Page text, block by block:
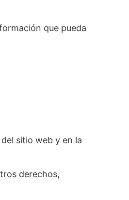
que pueda
sitio web y en la
derechos,